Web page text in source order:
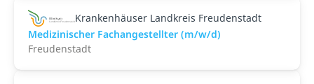
Krankenhäuser Landkreis Freudenstadt
Medizinischer Fachangestellter (m/w/d)
Freudenstadt